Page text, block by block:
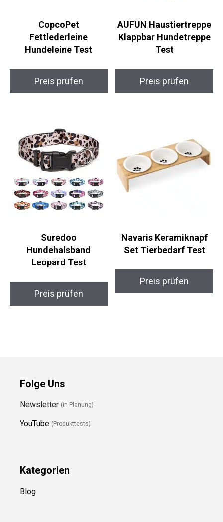
CopcoPet
Fettlederleine
Hundeleine Test
Preis prüfen
AUFUN Haustiertreppe
Klappbar Hundetreppe
Test
Preis prüfen
Suredoo
Hundehalsband
Leopard Test
Preis prüfen
Navaris Keramiknapf
Set Tierbedarf Test
Preis prüfen
Folge Uns
Newsletter (in Planung)
YouTube (Produkttests)
Kategorien
Blog